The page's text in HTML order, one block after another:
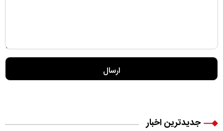
جدیدترین اخبار